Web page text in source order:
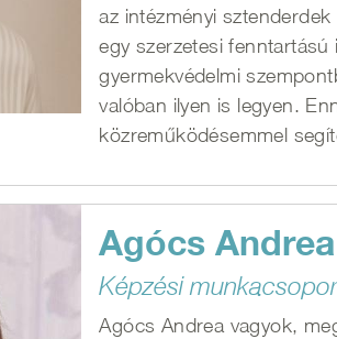
az intézményi
egy szerzetesi
gyermekvédelmi
valóban ilyen is legyen.
közreműködésemmel
Agócs Andrea
Képzési
Agócs Andrea vagyok,